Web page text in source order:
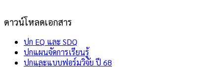
ดาวน์โหลดเอกสาร
ปก EQ และ SDQ
ปกแผนจัดการเรียนรู้
ปกและแบบฟอร์มวิจัย ปี 68